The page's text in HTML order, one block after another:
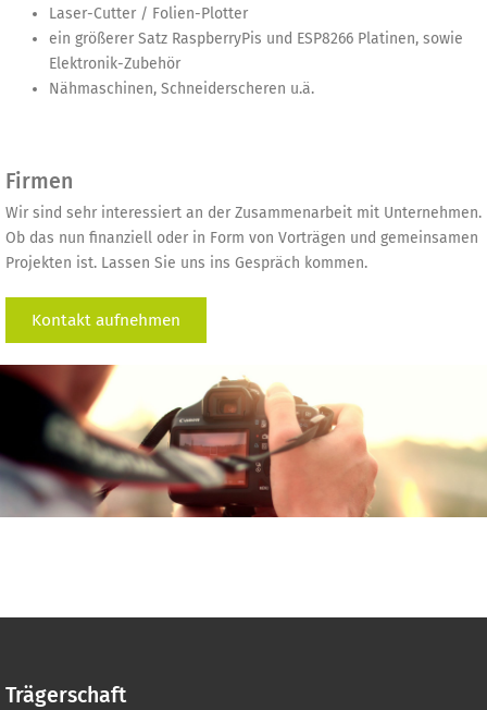
Laser-Cutter / Folien-Plotter
ein größerer Satz RaspberryPis und ESP8266 Platinen, sowie
Elektronik-Zubehör
Nähmaschinen, Schneiderscheren u.ä.
Firmen
Wir sind sehr interessiert an der Zusammenarbeit mit Unternehmen.
Ob das nun finanziell oder in Form von Vorträgen und gemeinsamen
Projekten ist. Lassen Sie uns ins Gespräch kommen.
Kontakt aufnehmen
Trägerschaft